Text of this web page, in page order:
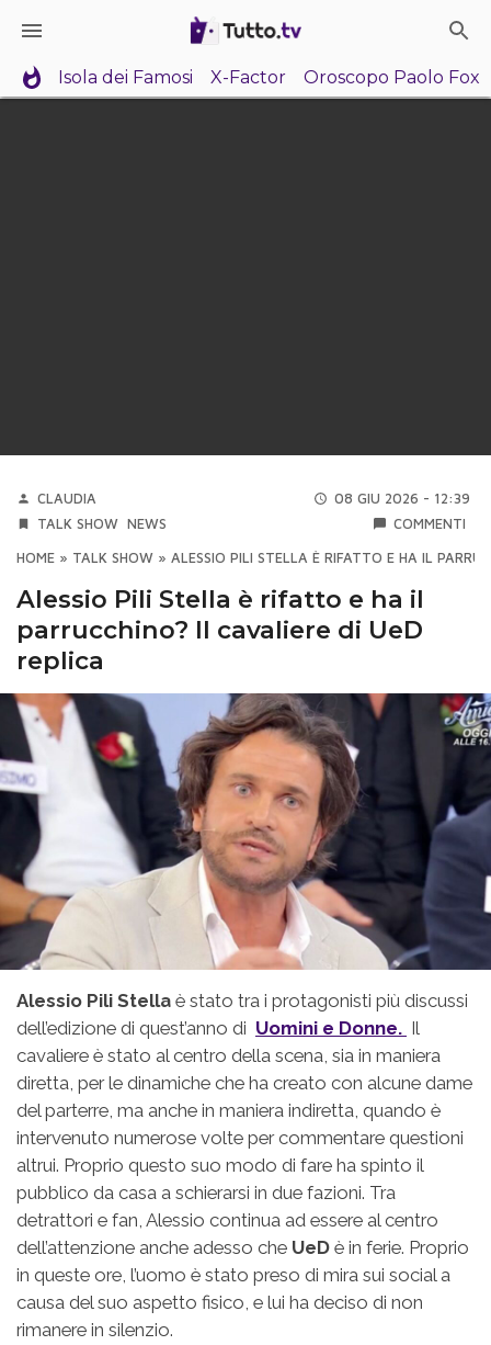
Isola dei Famosi X-Factor Oroscopo Paolo Fox
CLAUDIA
08 GIU 2026 - 12:39
TALK SHOW NEWS COMMENTI
HOME » TALK SHOW » ALESSIO PILI STELLA È RIFATTO E HA IL
Alessio Pili Stella è rifatto e ha il
parrucchino? Il cavaliere di UeD
replica
Alessio Pili Stella è stato tra i protagonisti più discussi
dell’edizione di quest’anno di Uomini e Donne. Il
cavaliere è stato al centro della scena, sia in maniera
diretta, per le dinamiche che ha creato con alcune dame
del parterre, ma anche in maniera indiretta, quando è
intervenuto numerose volte per commentare questioni
altrui. Proprio questo suo modo di fare ha spinto il
pubblico da casa a schierarsi in due fazioni. Tra
detrattori e fan, Alessio continua ad essere al centro
dell’attenzione anche adesso che UeD è in ferie. Proprio
in queste ore, l’uomo è stato preso di mira sui social a
causa del suo aspetto fisico, e lui ha deciso di non
rimanere in silenzio.